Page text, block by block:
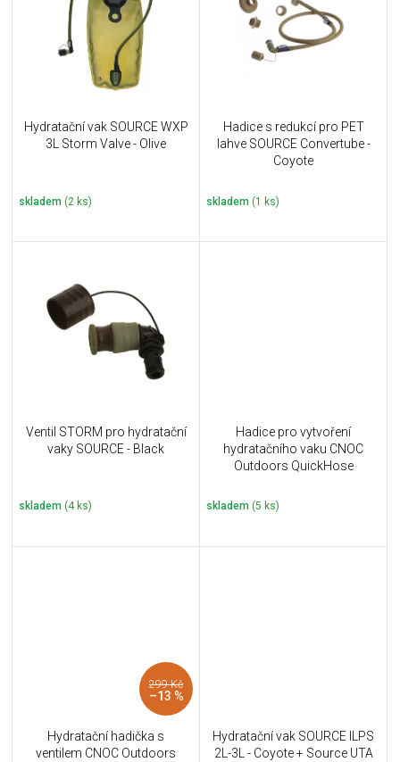
Hydratační vak SOURCE WXP
3L Storm Valve - Olive
skladem (2 ks)
Hadice s redukcí pro PET
lahve SOURCE Convertube -
Coyote
skladem (1 ks)
Ventil STORM pro hydratační
vaky SOURCE - Black
skladem (4 ks)
Hadice pro vytvoření
hydratačního vaku CNOC
Outdoors QuickHose
skladem (5 ks)
299 Kč
–13 %
Hydratační hadička s
ventilem CNOC Outdoors
Hydratační vak SOURCE ILPS
2L-3L - Coyote + Source UTA